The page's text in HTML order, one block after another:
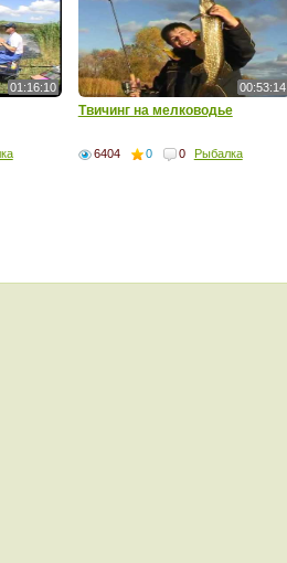
01:16:10 00:53:14
Твичинг на мелководье
6404 0 0 Рыбалка